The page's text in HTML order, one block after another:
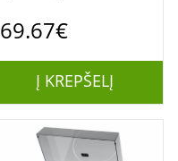
System | USB port |
69.67€
Į KREPŠELĮ